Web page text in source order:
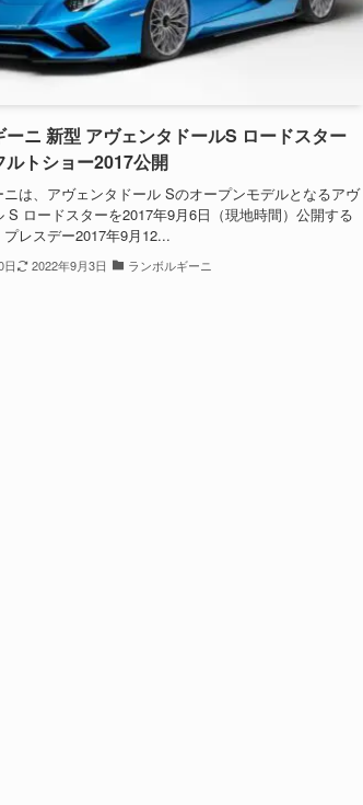
ーニ 新型 アヴェンタドールS ロードスター
ルトショー2017公開
ニは、アヴェンタドール Sのオープンモデルとなるアヴ
S ロードスターを2017年9月6日（現地時間）公開する
プレスデー2017年9月12...
2022年9月3日 ランボルギーニ